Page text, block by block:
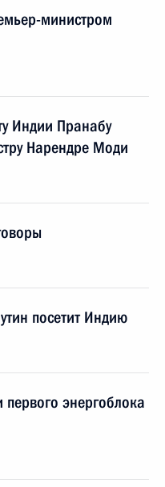
министром
Индии Пранабу
Нарендре Моди
посетит Индию
энергоблока